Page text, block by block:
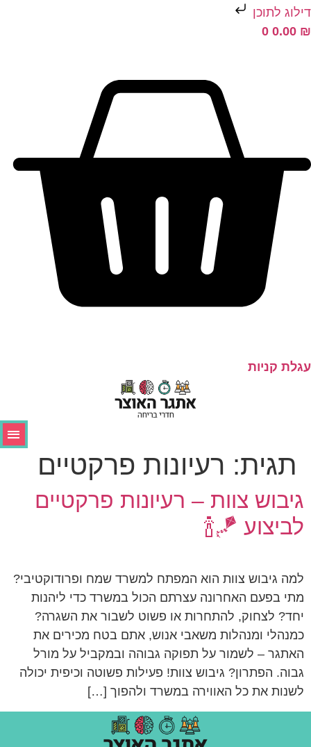
לתוכן
0.00
0
קניות
תגית: רעיונות פרקטיים
גיבוש צוות – רעיונות פרקטיים
לביצוע 🪁🍾
למה גיבוש צוות הוא המפתח למשרד שמח ופרודוקטיבי?
מתי בפעם האחרונה עצרתם הכול במשרד כדי ליהנות
יחד? לצחוק, להתחרות או פשוט לשבור את השגרה?
כמנהלי ומנהלות משאבי אנוש, אתם בטח מכירים את
האתגר – לשמור על תפוקה גבוהה ובמקביל על מורל
גבוה. הפתרון? גיבוש צוות! פעילות פשוטה וכיפית יכולה
לשנות את כל האווירה במשרד ולהפוך […]